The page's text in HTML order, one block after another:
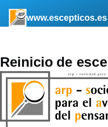
www.escepticos.es
Reinicio de